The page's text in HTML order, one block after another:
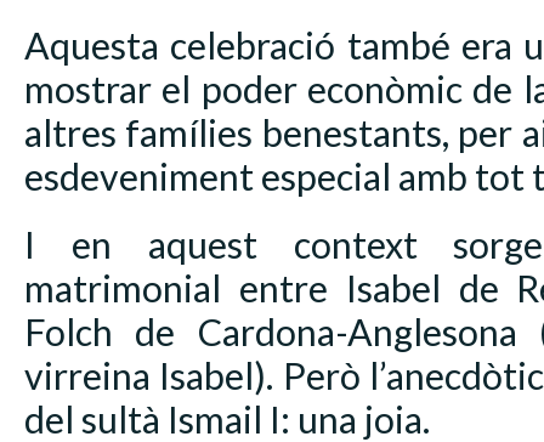
Aquesta celebració també era
mostrar el poder econòmic de
altres famílies benestants, per
esdeveniment especial amb tot
I en aquest context
matrimonial entre Isabel de
Folch de Cardona-
virreina Isabel). Però
del sultà Ismail I: una joia.